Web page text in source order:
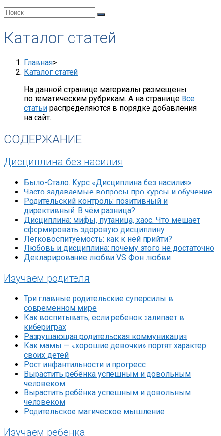
Каталог статей
Главная>
Каталог статей
На данной странице материалы размещены
по тематическим рубрикам. А на странице Все
статьи распределяются в порядке добавления
на сайт.
СОДЕРЖАНИЕ
Дисциплина без насилия
Было-Стало. Курс «Дисциплина без насилия»
Часто задаваемые вопросы про курсы и обучение
Родительский контроль: позитивный и
директивный. В чём разница?
Дисциплина: мифы, путаница, хаос. Что мешает
сформировать здоровую дисциплину
Легковоспитуемость: как к ней прийти?
Любовь и дисциплина: почему этого не достаточно
Декларирование любви VS Фон любви
Изучаем родителя
Три главные родительские суперсилы в
современном мире
Как воспитывать, если ребенок залипает в
кибериграх
Разрушающая родительская коммуникация
Как мамы — «хорошие девочки» портят характер
своих детей
Рост инфантильности и прогресс
Вырастить ребёнка успешным и довольным
человеком
Вырастить ребёнка успешным и довольным
человеком
Родительское магическое мышление
Изучаем ребенка